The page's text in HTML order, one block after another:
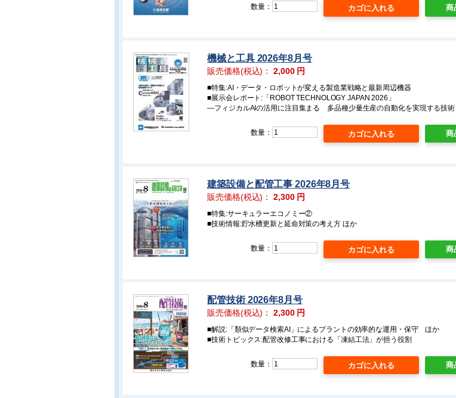
商
数量：
機械と工具 2026年8月号
販売価格(税込)：2,000円
■特集:AI・データ・ロボットが変える製造業戦略と最新周辺機器
■展示会レポート:「ROBOT TECHNOLOGY JAPAN 2026」
―フィジカルAIの活用に注目集まる 多品種少量生産の自動化を実現する技
商
数量：
建築設備と配管工事 2026年8月号
販売価格(税込)：2,300円
■特集:サーキュラーエコノミー②
■技術情報:貯水槽更新と延命対策の考え方 ほか
商
数量：
配管技術 2026年8月号
販売価格(税込)：2,300円
■解説:「類似データ検索AI」によるプラントの効率的な運用・保守 ほか
■技術トピックス:配管改修工事における「凍結工法」が担う役割
商
数量：